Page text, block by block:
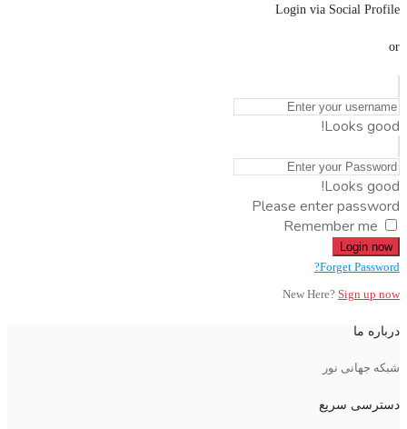
Login via Social Profile
or
Looks good!
Looks good!
Please enter password
Remember me
Login now
Forget Password?
New Here? Sign up now
درباره ما
شبکه جهانی نور
دسترسی سریع